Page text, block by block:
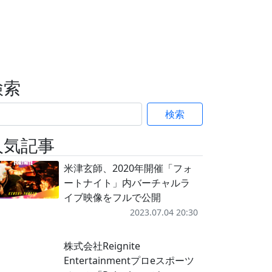
検索
記事
米津玄師、2020年開催「フォ
ートナイト」内バーチャルラ
イブ映像をフルで公開
2023.07.04 20:30
株式会社Reignite
Entertainmentプロeスポーツ